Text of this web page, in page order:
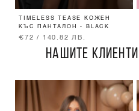
TIMELESS TEASE КОЖЕН
КЪС ПАНТАЛОН - BLACK
€72 / 140.82 ЛВ.
НАШИТЕ